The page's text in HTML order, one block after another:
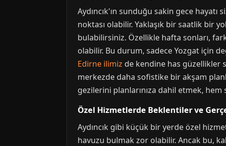
Aydıncık'ın sunduğu sakin gece
noktası olabilir. Yaklaşık bir saatlik bir
bulabilirsiniz. Özellikle hafta sonları,
olabilir. Bu durum, sadece Yozgat için
Edirne ilimiz de kendine has güzellikler
merkezde daha sofistike bir akşam
gezilerini planlarınıza dahil etmek, hem
Özel Hizmetlerde Beklentiler ve
Aydıncık gibi küçük bir yerde özel
havuzu bulmak zor olabilir. Ancak bu,